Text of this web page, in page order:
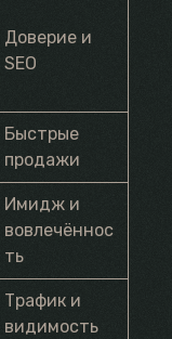
Доверие и
SEO
Быстрые
продажи
Имидж и
вовлечённос
ть
Трафик и
видимость